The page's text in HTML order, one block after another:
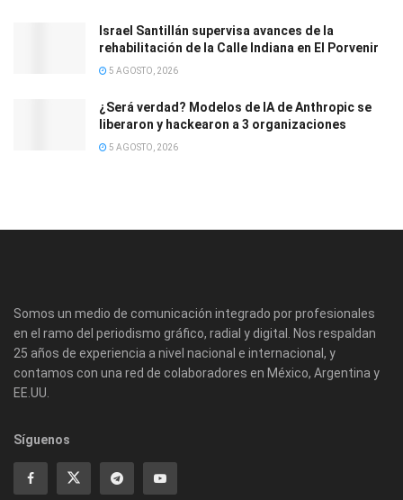
Israel Santillán supervisa avances de la
rehabilitación de la Calle Indiana en El Porvenir
5 AGOSTO, 2026
¿Será verdad? Modelos de IA de Anthropic se
liberaron y hackearon a 3 organizaciones
5 AGOSTO, 2026
Somos un medio de comunicación integrado por profesionales
en el ramo del periodismo gráfico, radial y digital. Nos respaldan
25 años de experiencia a nivel nacional e internacional, y
contamos con una red de colaboradores en México, Argentina y
EE.UU.
Síguenos